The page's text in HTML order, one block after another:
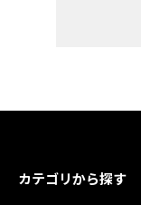
カテゴリから探す